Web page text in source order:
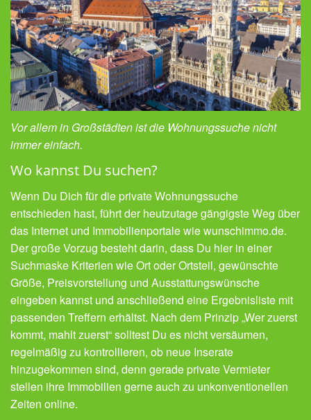
Vor allem in Großstädten ist die Wohnungssuche nicht
immer einfach.
Wo kannst Du suchen?
Wenn Du Dich für die private Wohnungssuche
entschieden hast, führt der heutzutage gängigste Weg über
das Internet und Immobilienportale wie wunschimmo.de.
Der große Vorzug besteht darin, dass Du hier in einer
Suchmaske Kriterien wie Ort oder Ortsteil, gewünschte
Größe, Preisvorstellung und Ausstattungswünsche
eingeben kannst und anschließend eine Ergebnisliste mit
passenden Treffern erhältst. Nach dem Prinzip „Wer zuerst
kommt, mahlt zuerst“ solltest Du es nicht versäumen,
regelmäßig zu kontrollieren, ob neue Inserate
hinzugekommen sind, denn gerade private Vermieter
stellen ihre Immobilien gerne auch zu unkonventionellen
Zeiten online.